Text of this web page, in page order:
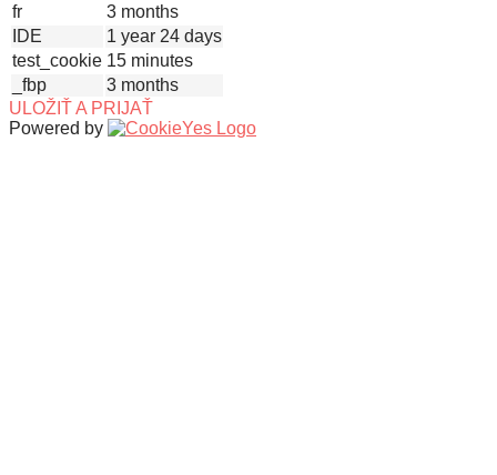
fr
3 months
IDE
1 year 24 days
test_cookie 15 minutes
_fbp
3 months
ULOŽIŤ A PRIJAŤ
Powered by